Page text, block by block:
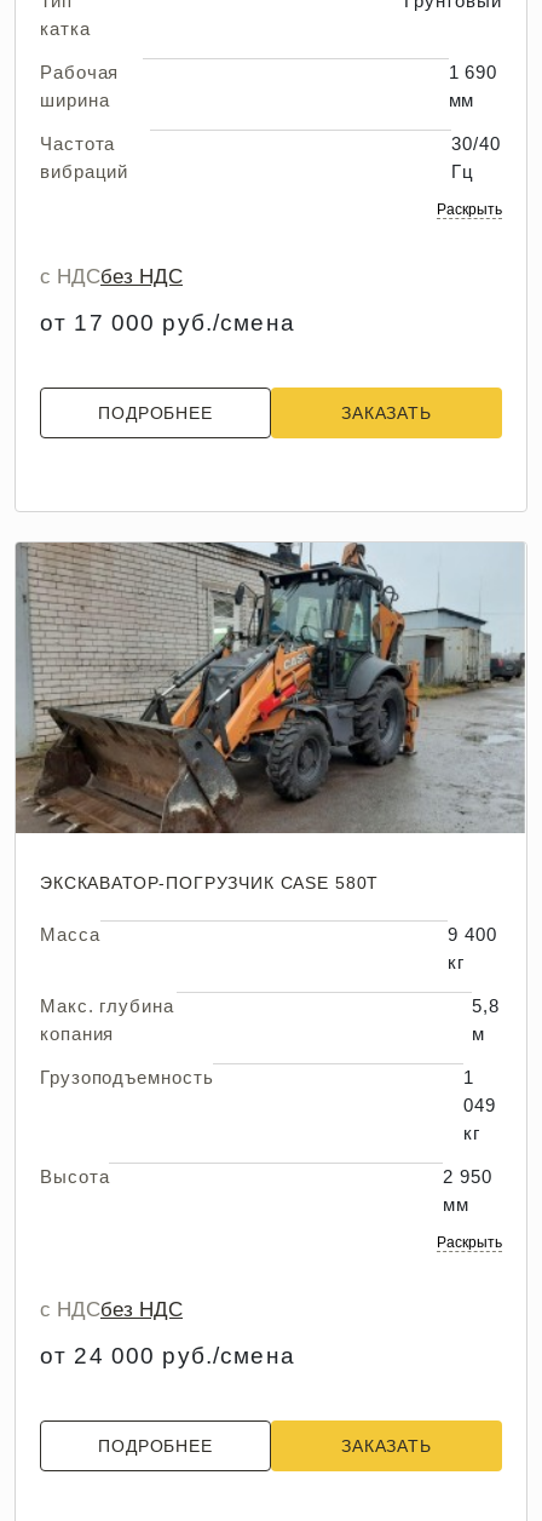
катка
Рабочая
ширина
1 690
мм
Частота
вибраций
30/40
Гц
Раскрыть
с НДСбез НДС
от 17 000 руб./смена
ПОДРОБНЕЕ ЗАКАЗАТЬ
ЭКСКАВАТОР-ПОГРУЗЧИК CASE 580T
Масса
9 400
кг
Макс. глубина
копания
5,8
м
Грузоподъемность
1
049
кг
Высота
2 950
мм
Раскрыть
с НДСбез НДС
от 24 000 руб./смена
ПОДРОБНЕЕ ЗАКАЗАТЬ